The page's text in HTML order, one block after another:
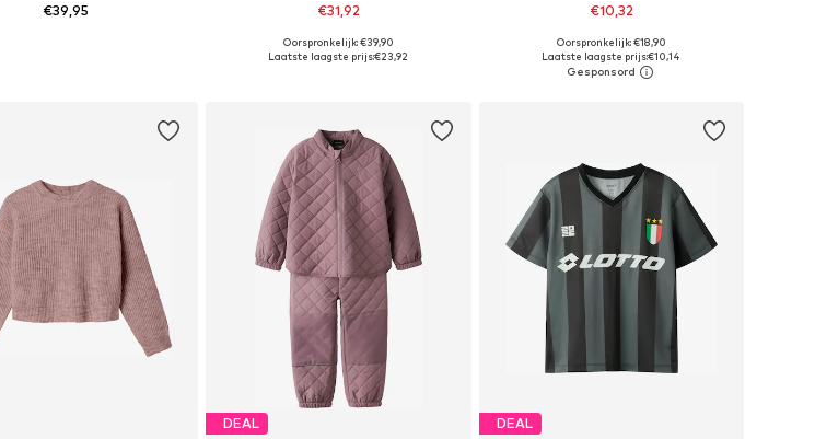
€39,95 €31,92
Beschikbaar in vele maten
Oorspronkelijk: €39,90
Laatste laagste prijs:€23,92
€10,32
In winkelmandje
Oorspronkelijk: €18,90
Laatste laagste prijs:€10,14
DEAL DEAL